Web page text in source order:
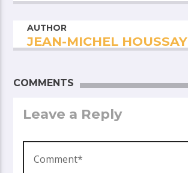
AUTHOR
JEAN-MICHEL HOUSSAY
COMMENTS
Leave a Reply